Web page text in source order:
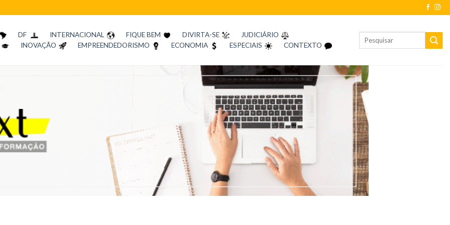
DF INTERNACIONAL FIQUE BEM DIVIRTA-SE
JUDICIÁRIO
INOVAÇÃO EMPREENDEDORISMO ECONOMIA ESPECIAIS CONTEXTO